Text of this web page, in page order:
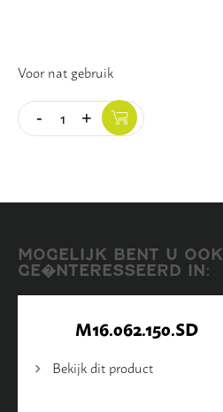
Voor nat gebruik
Quantity
- +
MOGELIJK BENT U OOK
GE�NTERESSEERD IN:
M16.062.150.SD
Bekijk dit product